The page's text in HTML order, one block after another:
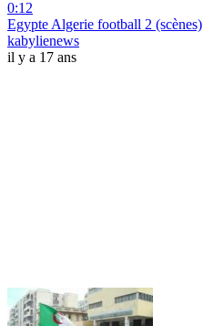
0:12
Egypte Algerie football 2 (scènes)
kabylienews
il y a 17 ans